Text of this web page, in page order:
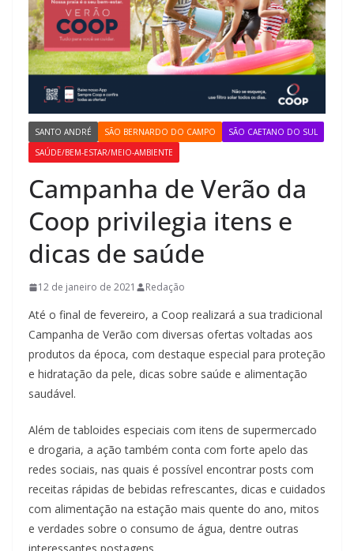
SANTO ANDRÉ SÃO BERNARDO DO CAMPO
SÃO CAETANO DO SUL
SAÚDE/BEM-ESTAR/MEIO-AMBIENTE
Campanha de Verão da
Coop privilegia itens e
dicas de saúde
12 de janeiro de 2021 Redação
Até o final de fevereiro, a Coop realizará a sua tradicional
Campanha de Verão com diversas ofertas voltadas aos
produtos da época, com destaque especial para proteção
e hidratação da pele, dicas sobre saúde e alimentação
saudável.
Além de tabloides especiais com itens de supermercado
e drogaria, a ação também conta com forte apelo das
redes sociais, nas quais é possível encontrar posts com
receitas rápidas de bebidas refrescantes, dicas e cuidados
com alimentação na estação mais quente do ano, mitos
e verdades sobre o consumo de água, dentre outras